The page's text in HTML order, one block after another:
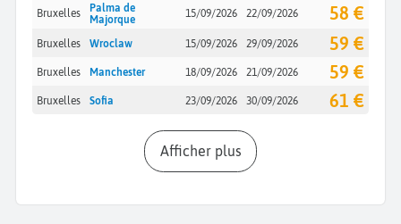
Bruxelles
Palma de
Majorque
15/09/2026 22/09/2026 58 €
Bruxelles Wroclaw 15/09/2026 29/09/2026 59 €
Bruxelles Manchester 18/09/2026 21/09/2026 59 €
Bruxelles Sofia 23/09/2026 30/09/2026 61 €
Afficher plus